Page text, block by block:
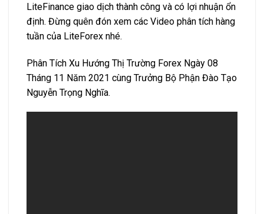
LiteFinance giao dịch thành công và có lợi nhuận ổn
định. Đừng quên đón xem các Video phân tích hàng
tuần của LiteForex nhé.
Phân Tích Xu Hướng Thị Trường Forex Ngày 08
Tháng 11 Năm 2021 cùng Trưởng Bộ Phận Đào Tạo
Nguyễn Trọng Nghĩa.